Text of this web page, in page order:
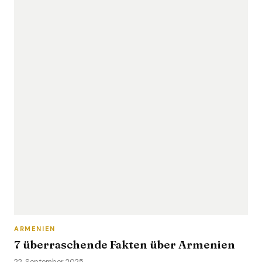
ARMENIEN
7 überraschende Fakten über Armenien